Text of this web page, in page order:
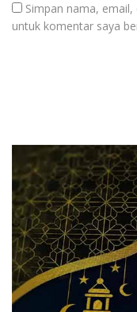
Simpan nama,
untuk komentar saya